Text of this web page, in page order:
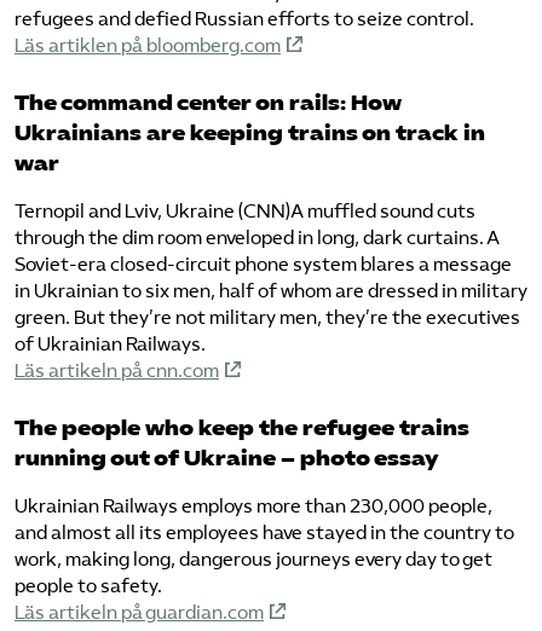
refugees and defied Russian efforts to seize control.
Läs artiklen på bloomberg.com
The command center on rails: How
Ukrainians are keeping trains on track in
war
Ternopil and Lviv, Ukraine (CNN)A muffled sound cuts
through the dim room enveloped in long, dark curtains. A
Soviet-era closed-circuit phone system blares a message
in Ukrainian to six men, half of whom are dressed in military
green. But they’re not military men, they’re the executives
of Ukrainian Railways.
Läs artikeln på cnn.com
The people who keep the refugee trains
running out of Ukraine – photo essay
Ukrainian Railways employs more than 230,000 people,
and almost all its employees have stayed in the country to
work, making long, dangerous journeys every day to get
people to safety.
Läs artikeln på guardian.com